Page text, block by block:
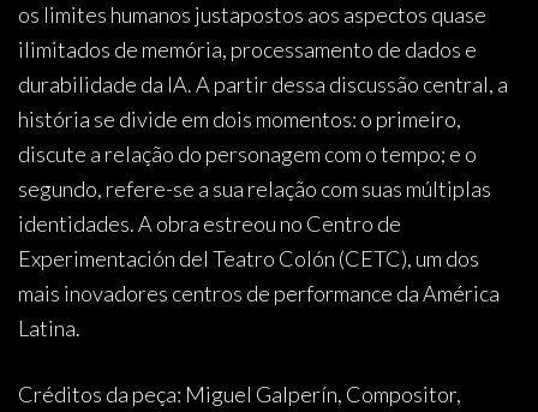
os limites humanos justapostos aos aspectos quase
ilimitados de memória, processamento de dados e
durabilidade da IA. A partir dessa discussão central, a
história se divide em dois momentos: o primeiro,
discute a relação do personagem com o tempo; e o
segundo, refere-se a sua relação com suas múltiplas
identidades. A obra estreou no Centro de
Experimentación del Teatro Colón (CETC), um dos
mais inovadores centros de performance da América
Latina.
Créditos da peça: Miguel Galperín, Compositor,